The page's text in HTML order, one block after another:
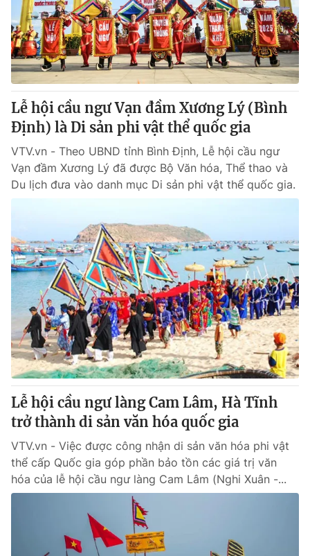
Lễ hội cầu ngư Vạn đầm Xương Lý (Bình
Định) là Di sản phi vật thể quốc gia
VTV.vn - Theo UBND tỉnh Bình Định, Lễ hội cầu ngư
Vạn đầm Xương Lý đã được Bộ Văn hóa, Thể thao và
Du lịch đưa vào danh mục Di sản phi vật thể quốc gia.
Lễ hội cầu ngư làng Cam Lâm, Hà Tĩnh
trở thành di sản văn hóa quốc gia
VTV.vn - Việc được công nhận di sản văn hóa phi vật
thể cấp Quốc gia góp phần bảo tồn các giá trị văn
hóa của lễ hội cầu ngư làng Cam Lâm (Nghi Xuân -...